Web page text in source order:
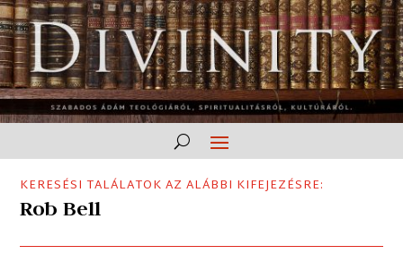
KERESÉSI TALÁLATOK AZ ALÁBBI KIFEJEZÉSRE:
Rob Bell